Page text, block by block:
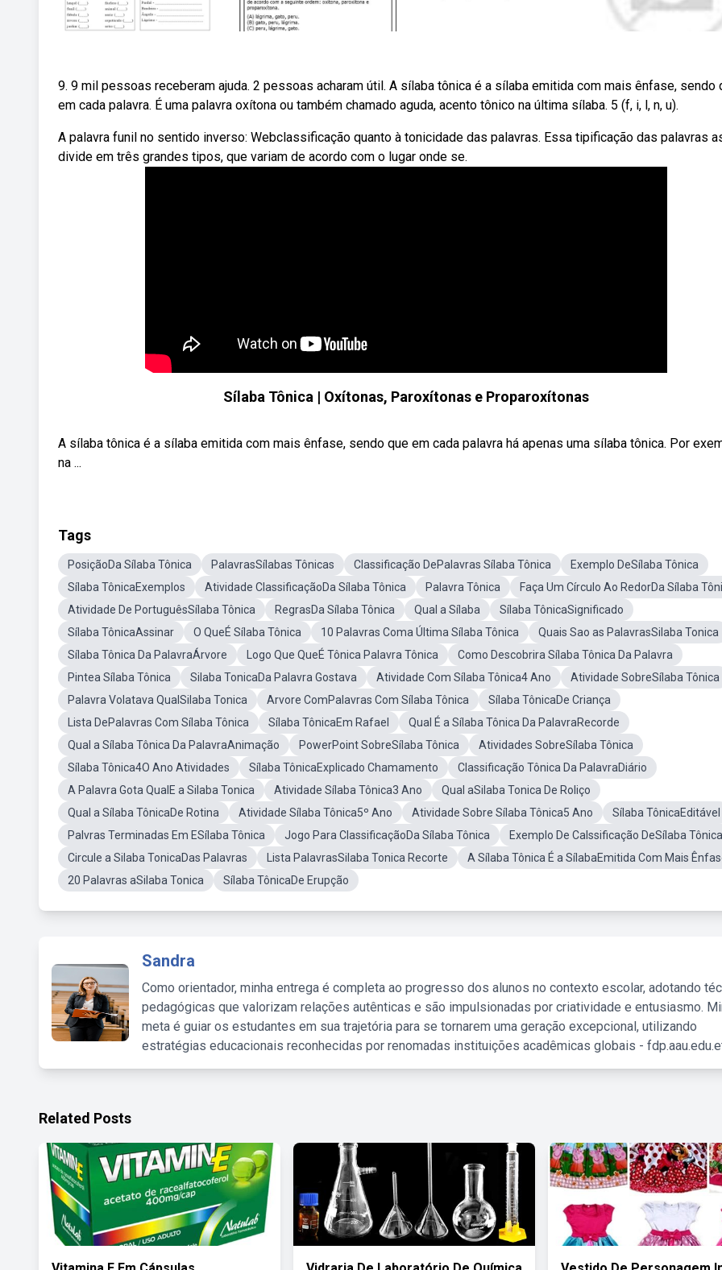
9. 9 mil pessoas receberam ajuda. 2 pessoas acharam útil. A sílaba tônica é a sílaba emitida com mais ênfase, sendo
em cada palavra. É uma palavra oxítona ou também chamado aguda, acento tônico na última sílaba. 5 (f, i, l, n, u).
A palavra funil no sentido inverso: Webclassificação quanto à tonicidade das palavras. Essa tipificação das palavras
divide em três grandes tipos, que variam de acordo com o lugar onde se.
Sílaba Tônica | Oxítonas, Paroxítonas e Proparoxítonas
A sílaba tônica é a sílaba emitida com mais ênfase, sendo que em cada palavra há apenas uma sílaba tônica. Por
na ...
Tags
PosiçãoDa Sílaba Tônica PalavrasSílabas Tônicas Classificação DePalavras Sílaba Tônica
Exemplo DeSílaba Tônica
Sílaba TônicaExemplos
Atividade ClassificaçãoDa Sílaba Tônica Palavra Tônica
Faça Um Círculo Ao RedorDa Sílaba
Atividade De PortuguêsSílaba Tônica
RegrasDa Sílaba Tônica Qual a Sílaba
Sílaba TônicaSignificado
Sílaba TônicaAssinar
O QueÉ Sílaba Tônica 10 Palavras Coma Última Sílaba Tônica
Quais Sao as PalavrasSilaba Tonica
Sílaba Tônica Da PalavraÁrvore
Logo Que QueÉ Tônica Palavra Tônica
Como Descobrira Sílaba Tônica Da Palavra
Pintea Sílaba Tônica
Silaba TonicaDa Palavra Gostava Atividade Com Sílaba Tônica4 Ano
Atividade SobreSílaba Tônica
Palavra Volatava QualSilaba Tonica
Arvore ComPalavras Com Sílaba Tônica
Sílaba TônicaDe Criança
Lista DePalavras Com Sílaba Tônica
Sílaba TônicaEm Rafael
Qual É a Sílaba Tônica Da PalavraRecorde
Qual a Sílaba Tônica Da PalavraAnimação
PowerPoint SobreSílaba Tônica
Atividades SobreSílaba Tônica
Sílaba Tônica4O Ano Atividades
Sílaba TônicaExplicado Chamamento
Classificação Tônica Da PalavraDiário
A Palavra Gota QualE a Silaba Tonica
Atividade Sílaba Tônica3 Ano
Qual aSilaba Tonica De Roliço
Qual a Sílaba TônicaDe Rotina
Atividade Sílaba Tônica5º Ano Atividade Sobre Sílaba Tônica5 Ano
Sílaba TônicaEditável
Palvras Terminadas Em ESílaba Tônica
Jogo Para ClassificaçãoDa Sílaba Tônica
Exemplo De Calssificação DeSílaba Tônica
Circule a Silaba TonicaDas Palavras
Lista PalavrasSilaba Tonica Recorte
A Sílaba Tônica É a SílabaEmitida Com Mais
20 Palavras aSilaba Tonica
Sílaba TônicaDe Erupção
Sandra
Como orientador, minha entrega é completa ao progresso dos alunos no contexto escolar, adotando
pedagógicas que valorizam relações autênticas e são impulsionadas por criatividade e entusiasmo.
meta é guiar os estudantes em sua trajetória para se tornarem uma geração excepcional, utilizando
estratégias educacionais reconhecidas por renomadas instituições acadêmicas globais -
Related Posts